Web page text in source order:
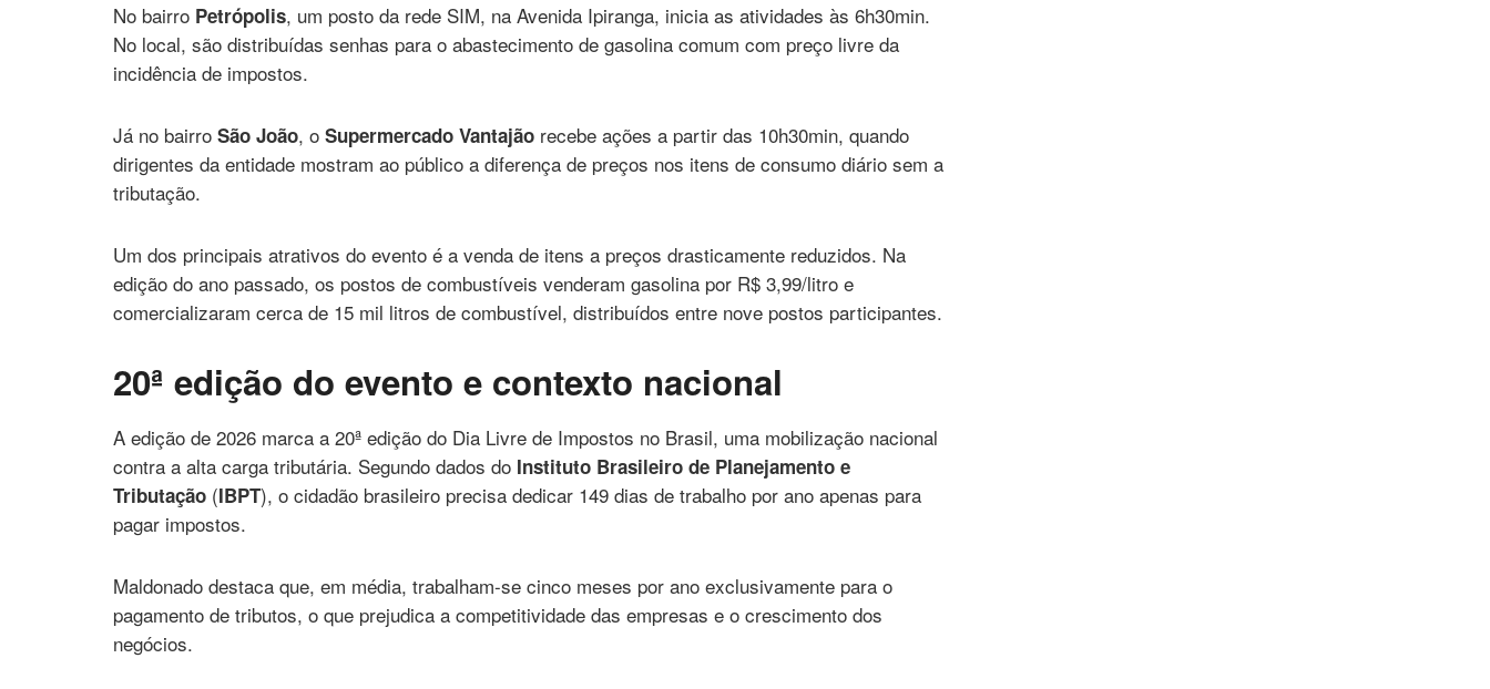
No bairro Petrópolis, um posto da rede SIM, na Avenida Ipiranga, inicia as atividades às 6h30min.
No local, são distribuídas senhas para o abastecimento de gasolina comum com preço livre da
incidência de impostos.
Já no bairro São João, o Supermercado Vantajão recebe ações a partir das 10h30min, quando
dirigentes da entidade mostram ao público a diferença de preços nos itens de consumo diário sem a
tributação.
Um dos principais atrativos do evento é a venda de itens a preços drasticamente reduzidos. Na
edição do ano passado, os postos de combustíveis venderam gasolina por R$ 3,99/litro e
comercializaram cerca de 15 mil litros de combustível, distribuídos entre nove postos participantes.
20ª edição do evento e contexto nacional
A edição de 2026 marca a 20ª edição do Dia Livre de Impostos no Brasil, uma mobilização nacional
contra a alta carga tributária. Segundo dados do Instituto Brasileiro de Planejamento e
Tributação (IBPT), o cidadão brasileiro precisa dedicar 149 dias de trabalho por ano apenas para
pagar impostos.
Maldonado destaca que, em média, trabalham-se cinco meses por ano exclusivamente para o
pagamento de tributos, o que prejudica a competitividade das empresas e o crescimento dos
negócios.